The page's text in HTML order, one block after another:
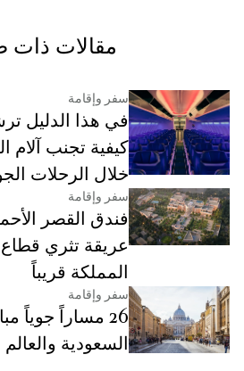
مقالات ذات
سفر وإقامة
في هذا الدليل
كيفية تجنب آلام
خلال الرحلات
سفر وإقامة
فندق القصر
عريقة تثري
المملكة قريباً
سفر وإقامة
26 مساراً جوياً
السعودية والعالم